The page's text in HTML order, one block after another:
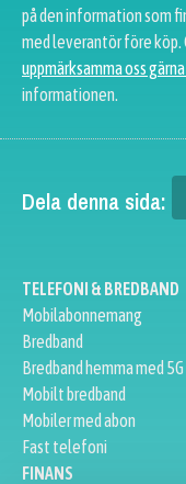
på den information som
med leverantör före köp.
uppmärksamma oss
informationen.
Dela denna sida:
TELEFONI & BREDBAND
Mobilabonnemang
Bredband
Bredband hemma med 5G
Mobilt bredband
Mobiler med abon
Fast telefoni
FINANS